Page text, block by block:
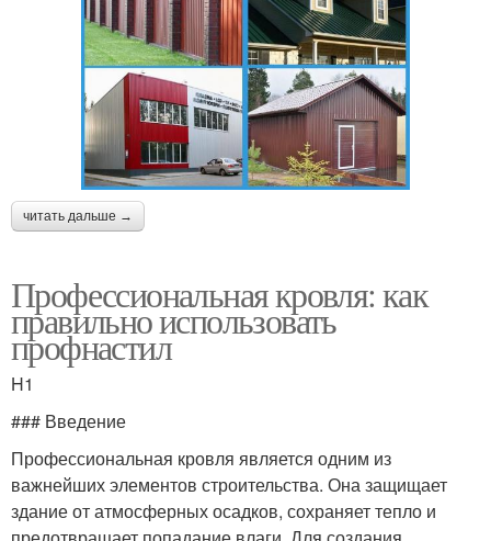
читать дальше →
Профессиональная кровля: как
правильно использовать
профнастил
H1
### Введение
Профессиональная кровля является одним из
важнейших элементов строительства. Она защищает
здание от атмосферных осадков, сохраняет тепло и